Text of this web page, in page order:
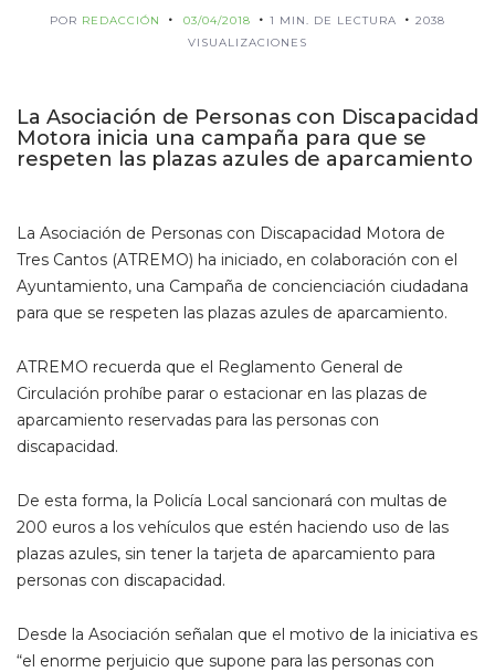
POR REDACCIÓN 03/04/2018 1 MIN. DE LECTURA
2038
VISUALIZACIONES
La Asociación de Personas con Discapacidad
Motora inicia una campaña para que se
respeten las plazas azules de aparcamiento
La Asociación de Personas con Discapacidad Motora de
Tres Cantos (ATREMO) ha iniciado, en colaboración con el
Ayuntamiento, una Campaña de concienciación ciudadana
para que se respeten las plazas azules de aparcamiento.
ATREMO recuerda que el Reglamento General de
Circulación prohíbe parar o estacionar en las plazas de
aparcamiento reservadas para las personas con
discapacidad.
De esta forma, la Policía Local sancionará con multas de
200 euros a los vehículos que estén haciendo uso de las
plazas azules, sin tener la tarjeta de aparcamiento para
personas con discapacidad.
Desde la Asociación señalan que el motivo de la iniciativa es
“el enorme perjuicio que supone para las personas con